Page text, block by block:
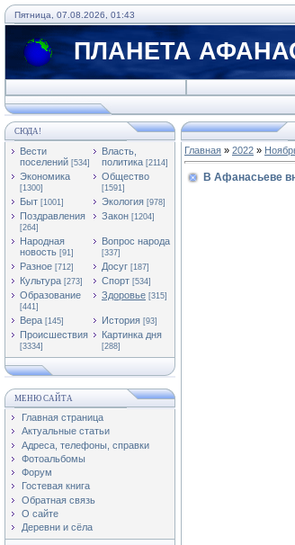
Пятница, 07.08.2026, 01:43
ПЛАНЕТА
СЮДА!
Вести
поселений [534]
Власть,
политика [2114]
Экономика
[1300]
Общество
[1591]
Быт [1001] Экология [978]
Поздравления
[264]
Закон [1204]
Народная
новость [91]
Вопрос народа
[337]
Разное [712] Досуг [187]
Культура [273] Спорт [534]
Образование
[441]
Здоровье [315]
Вера [145] История [93]
Происшествия
[3334]
Картинка дня
[288]
МЕНЮ САЙТА
Главная страница
Актуальные статьи
Адреса, телефоны, справки
Фотоальбомы
Форум
Гостевая книга
Обратная связь
О сайте
Деревни и сёла
Главная » 2022 »
В Афанасьеве